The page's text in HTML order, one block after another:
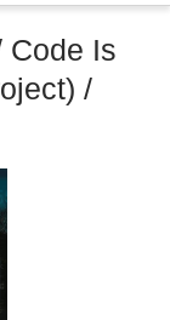
Code Is
/